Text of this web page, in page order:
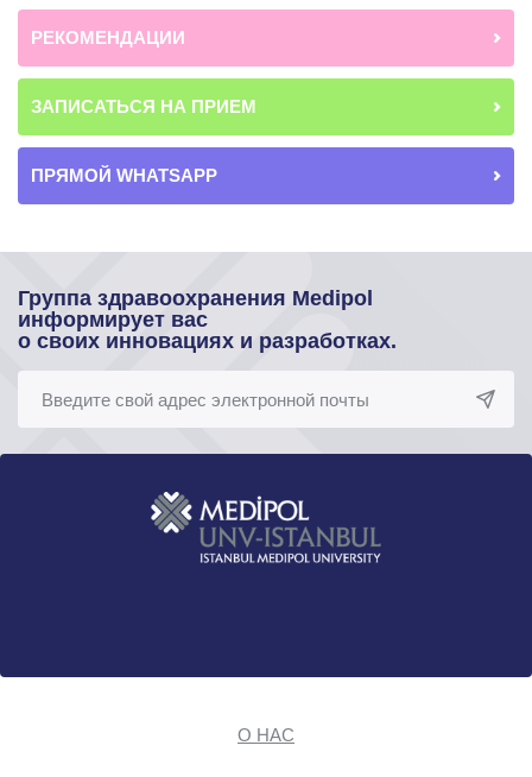
РЕКОМЕНДАЦИИ
ЗАПИСАТЬСЯ НА ПРИЕМ
ПРЯМОЙ WHATSAPP
Группа здравоохранения Medipol
информирует вас
о своих инновациях и разработках.
О НАС